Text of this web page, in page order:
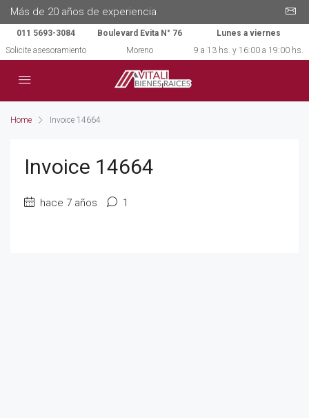
Más de 20 años de experiencia
011 5693-3084
Solicite asesoramiento
Boulevard Evita N° 76
Moreno
Lunes a viernes
9 a 13 hs. y 16:00 a 19:00 hs.
Home Invoice 14664
Invoice 14664
hace 7 años 1